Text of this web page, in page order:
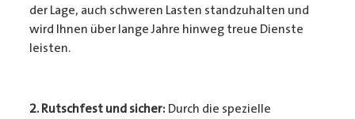
der Lage, auch schweren Lasten standzuhalten und
wird Ihnen über lange Jahre hinweg treue Dienste
leisten.
2. Rutschfest und sicher: Durch die spezielle